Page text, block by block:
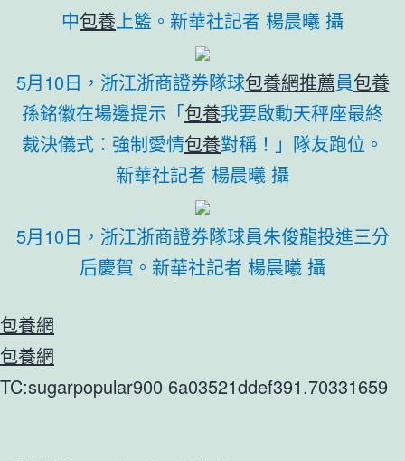
中包養 上籃。新華社記者 楊晨曦 攝
5月10日，浙江浙商證券隊球包養網推薦員包養
孫銘徽在場邊提示「包養我要啟動天秤座最終
裁決儀式：強制愛情包養對稱！」隊友跑位。
新華社記者 楊晨曦 攝
5月10日，浙江浙商證券隊球員朱俊龍投進三分
后慶賀。新華社記者 楊晨曦 攝
包養網
包養網
TC:sugarpopular900 6a03521ddef391.70331659